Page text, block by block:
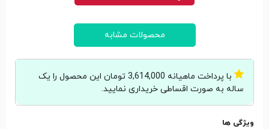
محصولات مشابه
با پرداخت ماهیانه 3,614,000 تومان این محصول را یک
ساله به صورت اقساطی خریداری نمایید.
ویژگی ها